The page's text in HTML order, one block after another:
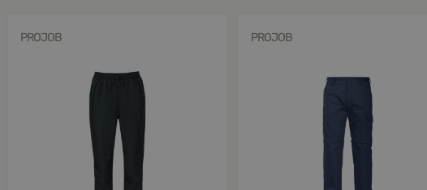
PROJOB PROJOB